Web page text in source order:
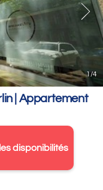
1/4
| Appartement
disponibilités